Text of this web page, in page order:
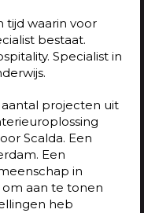
tijd waarin voor
bestaat.
Specialist in
projecten uit
Scalda. Een
Een
in
aan te tonen
heb